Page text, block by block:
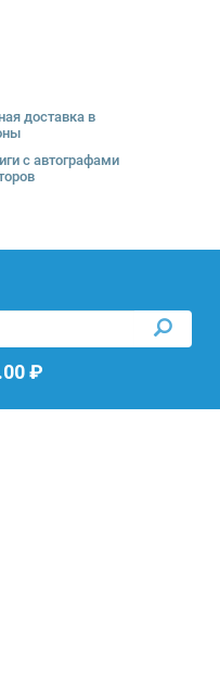
доставка в
с автографами
₽